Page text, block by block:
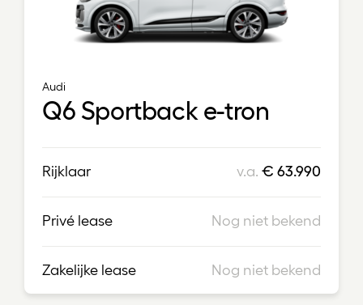
Audi
Q6 Sportback e-tron
Rijklaar v.a.€ 63.990
Privé lease Nog niet bekend
Zakelijke lease Nog niet bekend